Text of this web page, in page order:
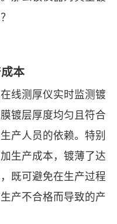
本
线测厚仪实时监测镀
镀层厚度均匀且符合
产人员的依赖。特别
生产成本，镀薄了达
既可避免在生产过程
产不合格而导致的产